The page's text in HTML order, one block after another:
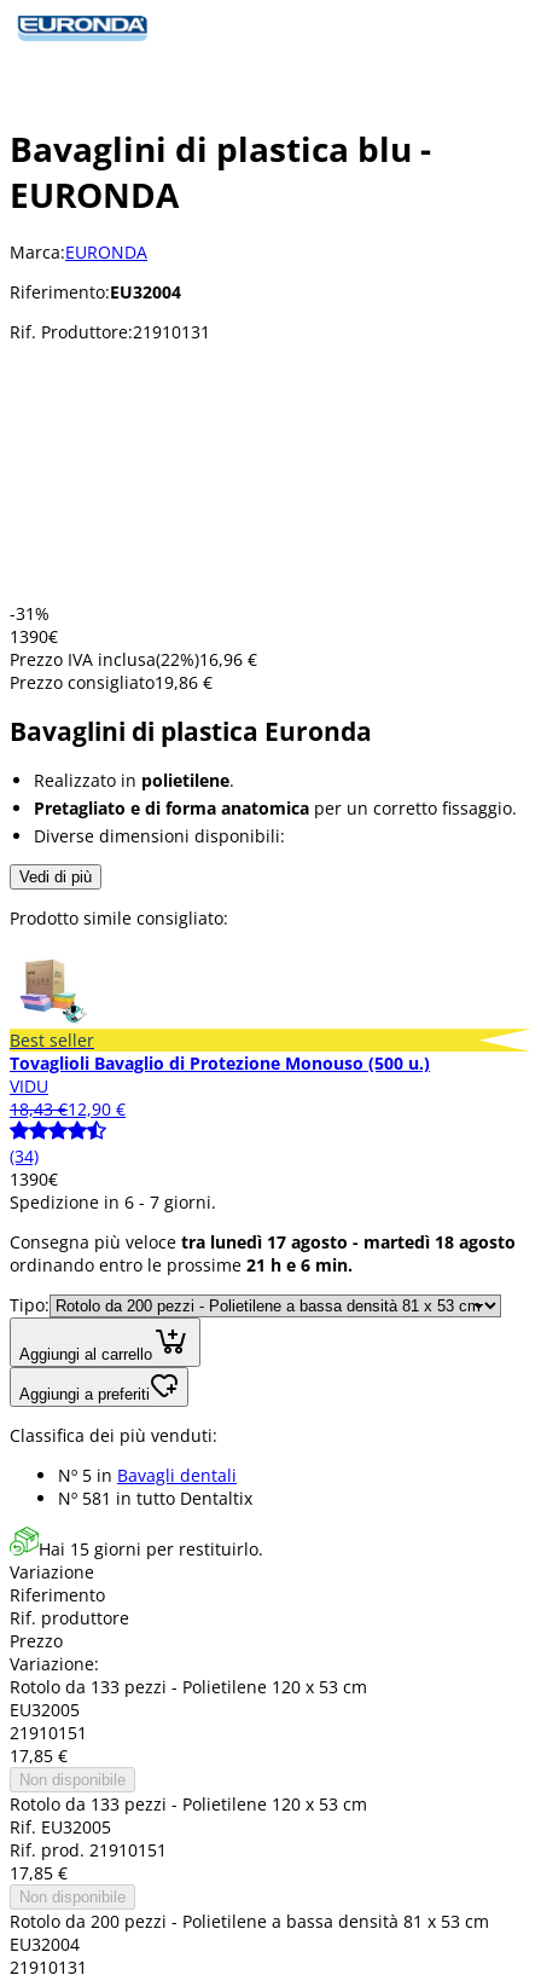
Bavaglini di plastica blu -
EURONDA
Marca:EURONDA
Riferimento:EU32004
Rif. Produttore:21910131
-31%
1390€
Prezzo IVA inclusa(22%)16,96 €
Prezzo consigliato19,86 €
Bavaglini di plastica Euronda
Realizzato in polietilene.
Pretagliato e di forma anatomica per un corretto fissaggio.
Diverse dimensioni disponibili:
Vedi di più
Prodotto simile consigliato:
Best seller
Tovaglioli Bavaglio di Protezione Monouso (500 u.)
VIDU
18,43 €12,90 €
(34)
1390€
Spedizione in 6 - 7 giorni.
Consegna più veloce tra lunedì 17 agosto - martedì 18 agosto
ordinando entro le prossime 21 h e 6 min.
Tipo:
Aggiungi al carrello
Aggiungi a preferiti
Classifica dei più venduti:
Nº 5 in Bavagli dentali
Nº 581 in tutto Dentaltix
Hai 15 giorni per restituirlo.
Variazione
Riferimento
Rif. produttore
Prezzo
Variazione:
Rotolo da 133 pezzi - Polietilene 120 x 53 cm
EU32005
21910151
17,85 €
Non disponibile
Rotolo da 133 pezzi - Polietilene 120 x 53 cm
Rif. EU32005
Rif. prod. 21910151
17,85 €
Non disponibile
Rotolo da 200 pezzi - Polietilene a bassa densità 81 x 53 cm
EU32004
21910131